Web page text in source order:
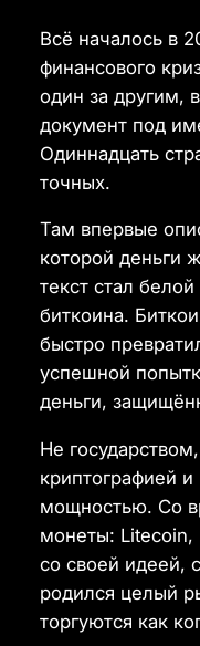
Всё началось в
финансового
один за другим,
документ под
Одиннадцать
точных.
Там впервые
которой деньги
текст стал
биткоина.
быстро
успешной
деньги,
Не
криптографией
мощностью. Со
монеты: Litecoin,
со своей идеей,
родился целый
торгуются как